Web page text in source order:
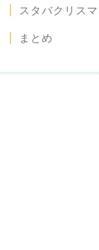
スタバクリス
まとめ